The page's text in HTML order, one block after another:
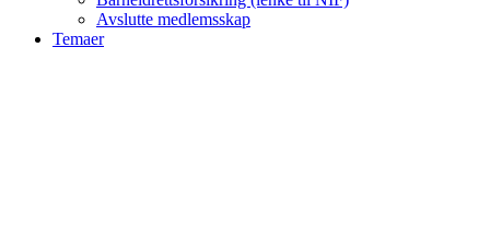
Avslutte medlemsskap
Temaer